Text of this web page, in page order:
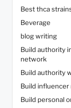
Best thca
Beverage
blog writing
Build authority
network
Build authority
Build
Build personal